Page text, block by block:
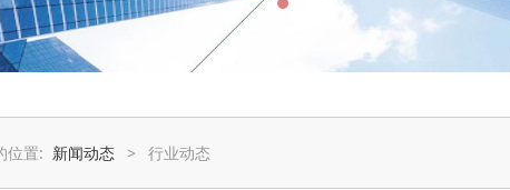
位置: 新闻动态 > 行业动态